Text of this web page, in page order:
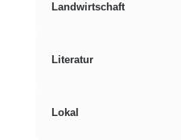
Landwirtschaft
Literatur
Lokal